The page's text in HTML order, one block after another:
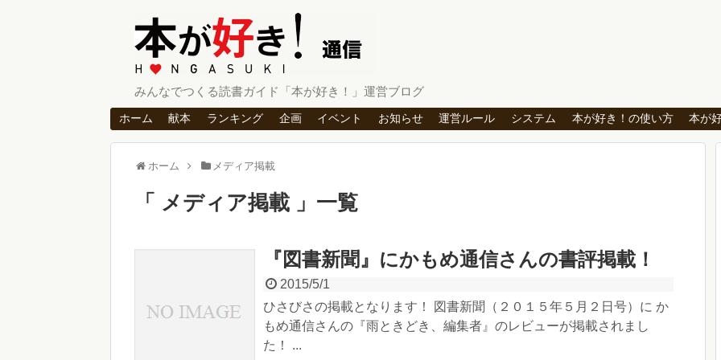
みんなでつくる読書ガイド「本が好き！」運営ブログ
ホーム 献本 ランキング 企画 イベント お知らせ 運営ルール システム 本が好き！の使い方 本が
ホーム メディア掲載
メディア掲載 一覧
『図書新聞』にかもめ通信さんの書評掲載！
2015/5/1
ひさびさの掲載となります！ 図書新聞（２０１５年５月２日号）に か
もめ通信さんの『雨ときどき、編集者』のレビューが掲載されまし
た！ ...